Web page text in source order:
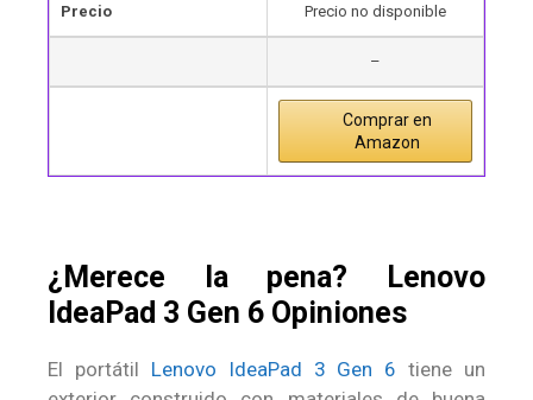
Precio Precio no disponible
–
Comprar en
Amazon
¿Merece la pena? Lenovo
IdeaPad 3 Gen 6 Opiniones
El portátil Lenovo IdeaPad 3 Gen 6 tiene un